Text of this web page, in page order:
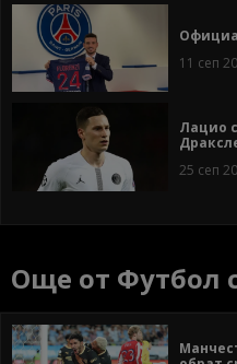
11 сеп
Лацио
25 сеп
Още от Футбол